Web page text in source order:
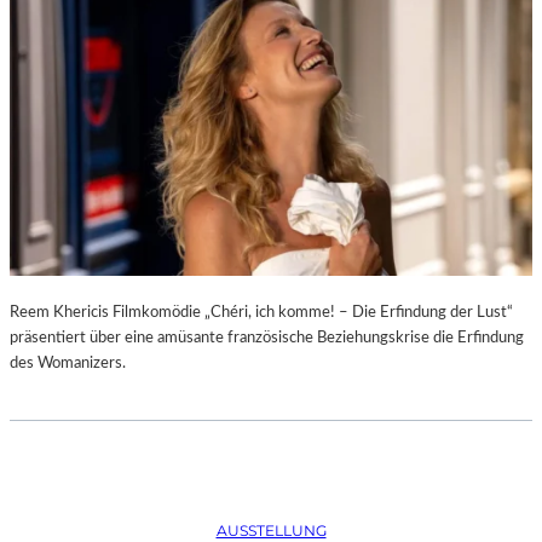
K
Ü
N
S
L
E
R
T
E
R
Reem Khericis Filmkomödie „Chéri, ich komme! – Die Erfindung der Lust“
präsentiert über eine amüsante französische Beziehungskrise die Erfindung
des Womanizers.
AUSSTELLUNG